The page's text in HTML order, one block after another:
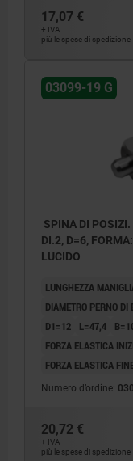
17,07 €
+ IVA
più le spese di spedizione
03099-19 G
SPINA DI POSIZI.
DI.2, D=6,
LUCIDO
LUNGHEZZA
DIAMETRO PERNO DI
D1=12
L=47,4
FORZA ELASTICA
FORZA ELASTICA
Numero d’ordine:
20,72 €
+ IVA
più le spese di spedizione